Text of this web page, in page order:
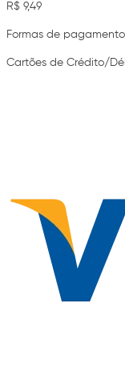
R$ 9,49
Formas de pagamento
Cartões de Crédito/